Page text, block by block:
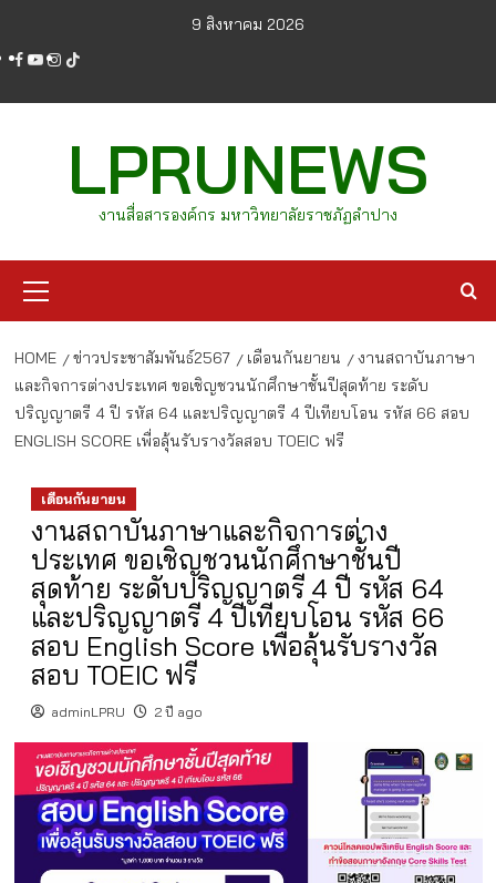
content
9 สิงหาคม 2026
facebook
youtube
instagram
tiktok
LPRUNEWS
งานสื่อสารองค์กร มหาวิทยาลัยราชภัฏลำปาง
Menu
HOME ข่าวประชาสัมพันธ์2567 เดือนกันยายน
งานสถาบันภาษา
และกิจการต่างประเทศ ขอเชิญชวนนักศึกษาชั้นปีสุดท้าย ระดับ
ปริญญาตรี 4 ปี รหัส 64 และปริญญาตรี 4 ปีเทียบโอน รหัส 66 สอบ
ENGLISH SCORE เพื่อลุ้นรับรางวัลสอบ TOEIC ฟรี
เดือนกันยายน
งานสถาบันภาษาและกิจการต่าง
ประเทศ ขอเชิญชวนนักศึกษาชั้นปี
สุดท้าย ระดับปริญญาตรี 4 ปี รหัส 64
และปริญญาตรี 4 ปีเทียบโอน รหัส 66
สอบ English Score เพื่อลุ้นรับรางวัล
สอบ TOEIC ฟรี
adminLPRU 2 ปี ago